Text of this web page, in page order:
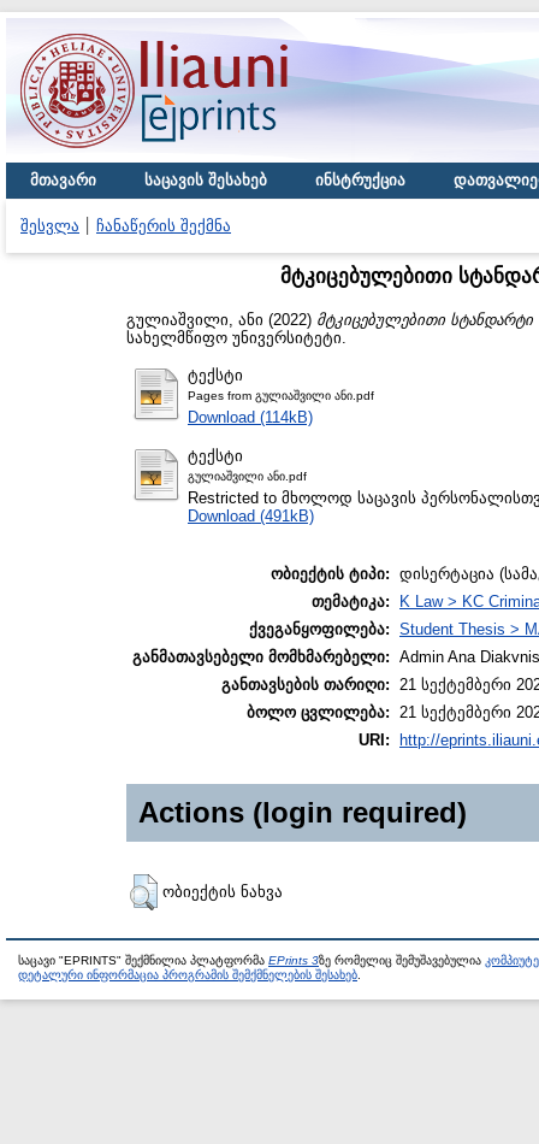
მთავარი საცავის შესახებ ინსტრუქცია
შესვლა ჩანაწერის შექმნა
მტკიცებულებითი
გულიაშვილი, ანი (2022) მტკიცებულებითი სტანდარტი
სახელმწიფო უნივერსიტეტი.
ტექსტი
Pages from გულიაშვილი ანი.pdf
Download (114kB)
ტექსტი
გულიაშვილი ანი.pdf
Restricted to მხოლოდ საცავის
Download (491kB)
ობიექტის ტიპი: დისერტაცია
თემატიკა:
K Law > KC
ქვეგანყოფილება: Student Thesis >
განმათავსებელი მომხმარებელი: Admin Ana
განთავსების თარიღი: 21 სექტემბერი
ბოლო ცვლილება: 21 სექტემბერი
URI:
http://
Actions (login required)
ობიექტის ნახვა
საცავი "EPRINTS" შექმნილია პლატფორმა EPrints 3ზე რომელიც შემუშავებულია
დეტალური ინფორმაცია პროგრამის შემქმნელების შესახებ.